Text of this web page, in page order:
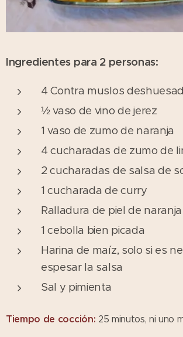
Ingredientes para 2 personas:
4 Contra muslos
½ vaso de vino de jerez
1 vaso de zumo de naranja
4 cucharadas de zumo de
2 cucharadas de salsa de
1 cucharada de curry
Ralladura de piel de naranja
1 cebolla bien picada
Harina de maíz, solo si es
espesar la salsa
Sal y pimienta
Tiempo de cocción: 25 minutos, ni uno